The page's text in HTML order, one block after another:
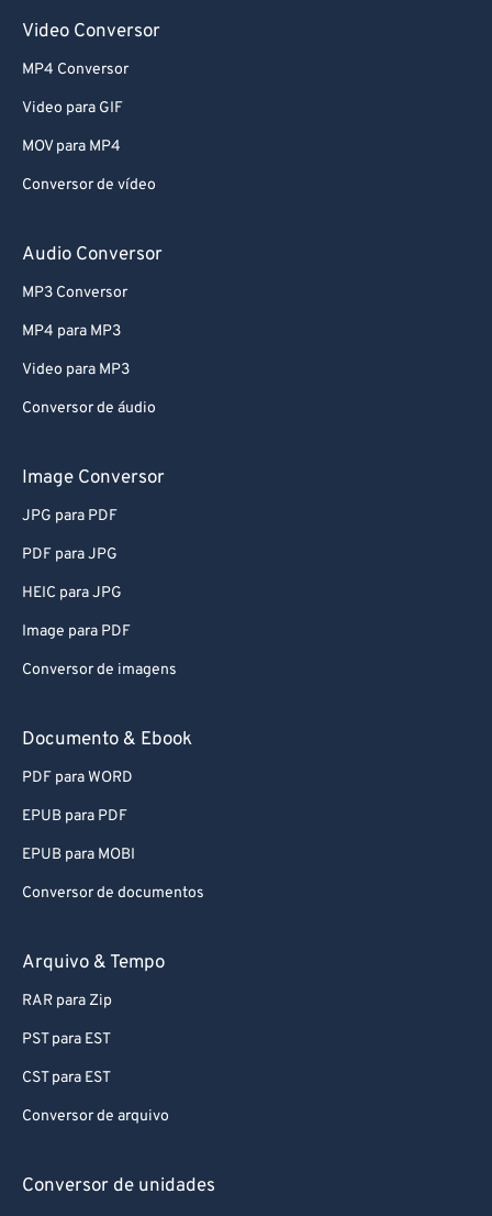
Video Conversor
MP4 Conversor
Video para GIF
MOV para MP4
Conversor de vídeo
Audio Conversor
MP3 Conversor
MP4 para MP3
Video para MP3
Conversor de áudio
Image Conversor
JPG para PDF
PDF para JPG
HEIC para JPG
Image para PDF
Conversor de imagens
Documento & Ebook
PDF para WORD
EPUB para PDF
EPUB para MOBI
Conversor de documentos
Arquivo & Tempo
RAR para Zip
PST para EST
CST para EST
Conversor de arquivo
Conversor de unidades